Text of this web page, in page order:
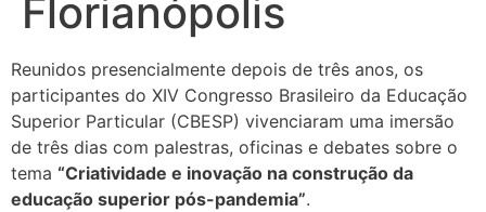
Florianópolis
Reunidos presencialmente depois de três anos, os
participantes do XIV Congresso Brasileiro da Educação
Superior Particular (CBESP) vivenciaram uma imersão
de três dias com palestras, oficinas e debates sobre o
tema “Criatividade e inovação na construção da
educação superior pós-pandemia”.